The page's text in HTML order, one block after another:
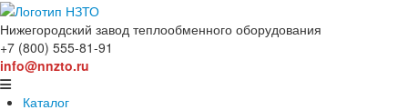
Нижегородский завод теплообменного оборудования
+7 (800) 555-81-91
info@nnzto.ru
Каталог